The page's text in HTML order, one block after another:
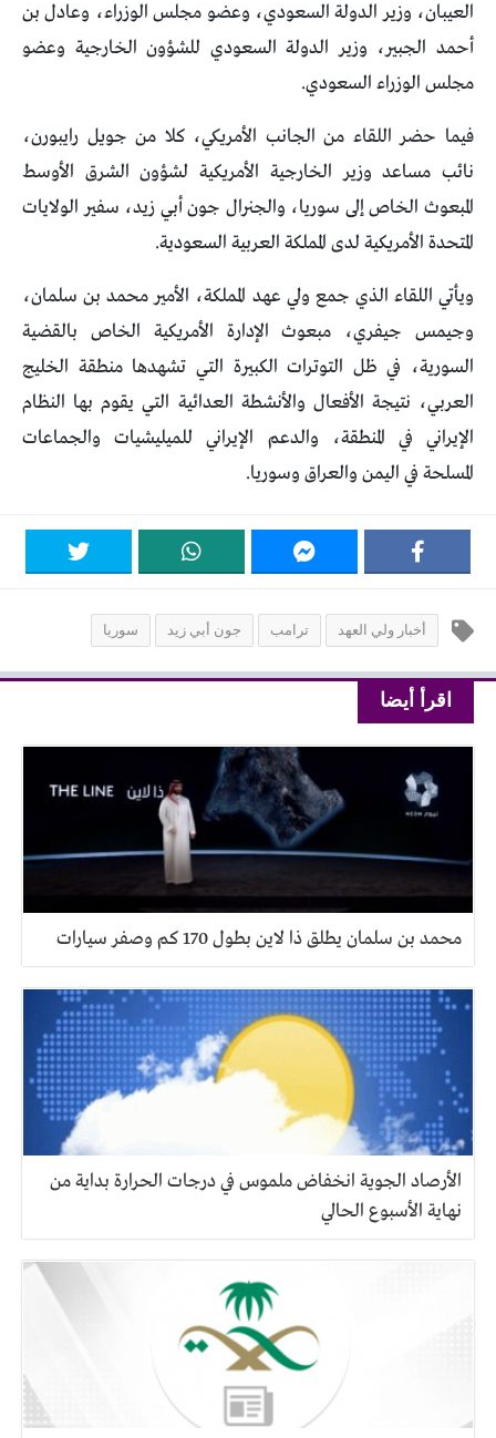
العيبان، وزير الدولة السعودي، وعضو مجلس الوزراء، وعادل بن
أحمد الجبير، وزير الدولة السعودي للشؤون الخارجية وعضو
مجلس الوزراء السعودي.
فيما حضر اللقاء من الجانب الأمريكي، كلا من جويل رايبورن،
نائب مساعد وزير الخارجية الأمريكية لشؤون الشرق الأوسط
المبعوث الخاص إلى سوريا، والجنرال جون أبي زيد، سفير الولايات
المتحدة الأمريكية لدى المملكة العربية السعودية.
ويأتي اللقاء الذي جمع ولي عهد المملكة، الأمير محمد بن سلمان،
وجيمس جيفري، مبعوث الإدارة الأمريكية الخاص بالقضية
السورية، في ظل التوترات الكبيرة التي تشهدها منطقة الخليج
العربي، نتيجة الأفعال والأنشطة العدائية التي يقوم بها النظام
الإيراني في المنطقة، والدعم الإيراني للميليشيات والجماعات
المسلحة في اليمن والعراق وسوريا.
أخبار ولي العهد ترامب جون أبي زيد سوريا
اقرأ أيضا
محمد بن سلمان يطلق ذا لاين بطول 170 كم وصفر سيارات
الأرصاد الجوية انخفاض ملموس في درجات الحرارة بداية من
نهاية الأسبوع الحالي